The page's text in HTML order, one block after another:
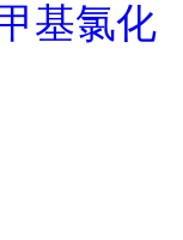
基氯化